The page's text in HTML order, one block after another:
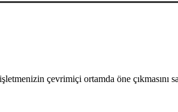
çevrimiçi ortamda öne çıkmasını